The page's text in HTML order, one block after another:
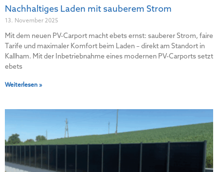
Nachhaltiges Laden mit sauberem Strom
13. November 2025
Mit dem neuen PV-Carport macht ebets ernst: sauberer Strom, faire
Tarife und maximaler Komfort beim Laden – direkt am Standort in
Kallham. Mit der Inbetriebnahme eines modernen PV-Carports setzt
ebets
Weiterlesen »